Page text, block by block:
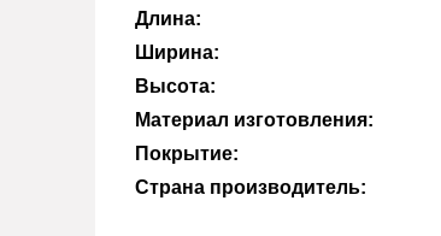
Длина:
Ширина:
Высота:
Материал изготовления:
Покрытие:
Страна производитель: